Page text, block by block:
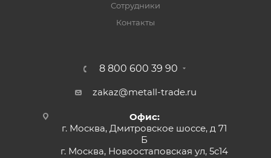
Сотрудники
Контакты
8 800 600 39 90
zakaz@metall-trade.ru
Офис:
г. Москва, Дмитровское шоссе, д 71
Б
г. Москва, Новоостаповская ул, 5с14